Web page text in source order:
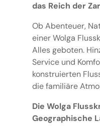
das Reich der
Ob Abenteuer,
einer Wolga
Alles geboten.
Service und
konstruierten
die familiäre
Die Wolga
Geographische